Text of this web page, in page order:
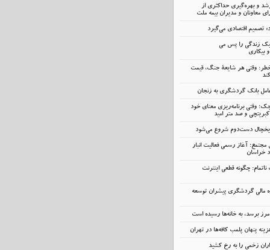
و بهره‌گیری حداکثری از
معاونان و مدیران بیمه ملت
تصمیم اقتصادی می‌گیرد
زندگی را پس می
بیکاری
وقتی هر شایعهٔ جنگ، قیمت
وقتی برنامه‌ریزی معنای خود
و صد متر امید
یخچال دست‌دوم شروع می‌شود
آغاز رسمی فعالیت انبار
خراسان
چگونه قطعی اینترنت
مالی گردشگری پیشران توسعه
برسد، به خانه‌ها رسیده است
پنهان پلمب کافه‌ها در تهران
زخمی را به رخ کشید